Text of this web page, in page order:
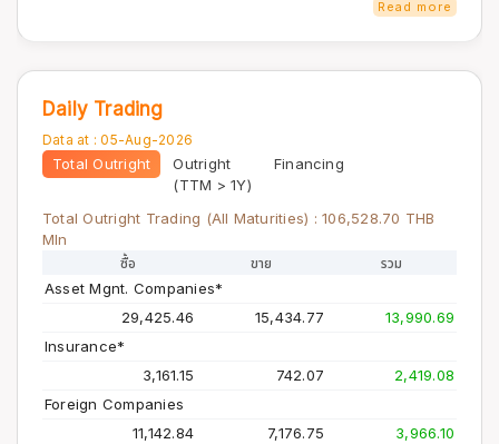
Read more
Daily Trading
Data at :05-Aug-2026
Total Outright
Outright
(TTM > 1Y)
Financing
Total Outright Trading (All Maturities) :106,528.70 THB
Mln
ซื้อ ขาย รวม
Asset Mgnt. Companies*
29,425.46
15,434.77
13,990.69
Insurance*
3,161.15
742.07
2,419.08
Foreign Companies
11,142.84
7,176.75 3,966.10